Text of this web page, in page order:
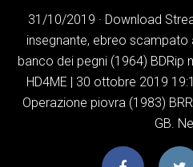
31/10/2019 · Download
insegnante, ebreo scampato
banco dei pegni (1964) BDRip
HD4ME | 30 ottobre 2019
Operazione piovra (1983)
GB.